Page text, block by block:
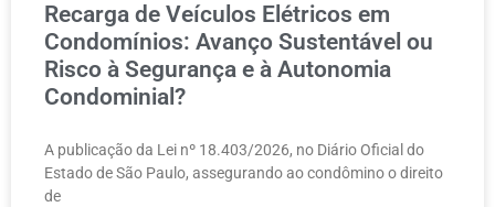
Recarga de Veículos Elétricos em
Condomínios: Avanço Sustentável ou
Risco à Segurança e à Autonomia
Condominial?
A publicação da Lei nº 18.403/2026, no Diário Oficial do
Estado de São Paulo, assegurando ao condômino o direito
de